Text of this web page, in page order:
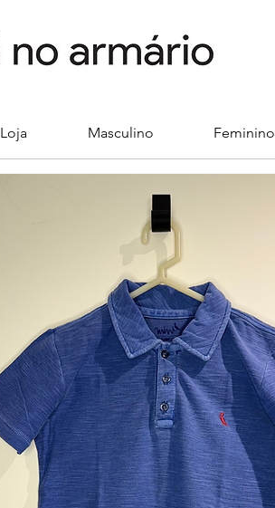
Loja Masculino Feminino